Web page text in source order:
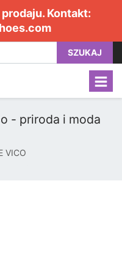
Kontakt:
SZUKAJ
- priroda i moda
VICO